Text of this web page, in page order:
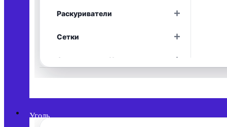
Раскуриватели +Раскрыть
Сетки +Раскрыть
Средства для Чистки +
Уголь